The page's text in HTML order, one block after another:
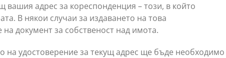
адрес за кореспонденция – този, в който
В някои случаи за издаването на това
документ за собственост над имота.
на удостоверение за текущ адрес ще бъде необходимо